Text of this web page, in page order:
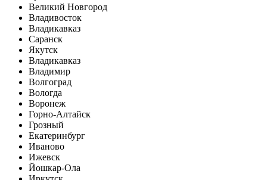
Великий Новгород
Владивосток
Владикавказ
Саранск
Якутск
Владикавказ
Владимир
Волгоград
Вологда
Воронеж
Горно-Алтайск
Грозный
Екатеринбург
Иваново
Ижевск
Йошкар-Ола